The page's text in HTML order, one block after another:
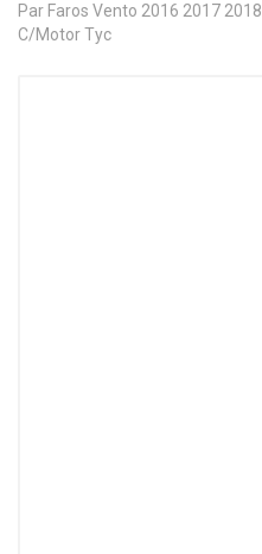
Par Faros Vento 2016 2017
C/Motor Tyc